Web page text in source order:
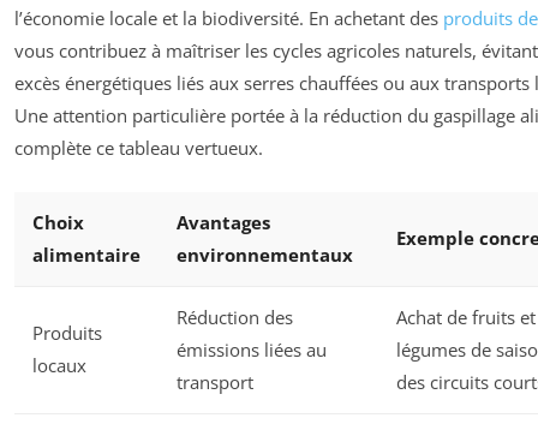
l’économie locale et la biodiversité. En achetant des produits
vous contribuez à maîtriser les cycles agricoles naturels,
excès énergétiques liés aux serres chauffées ou aux transports
Une attention particulière portée à la réduction du gaspillage
complète ce tableau vertueux.
Choix
alimentaire
Avantages
environnementaux
Exemple
Produits
locaux
Réduction des
émissions liées au
transport
Achat de fruits et
légumes de
des circuits